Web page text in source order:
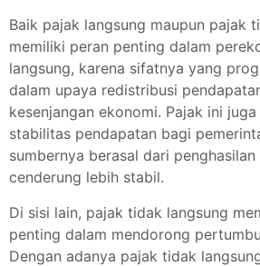
Baik pajak langsung maupun pajak
memiliki peran penting dalam
langsung, karena sifatnya yang
dalam upaya redistribusi
kesenjangan ekonomi. Pajak ini
stabilitas pendapatan bagi
sumbernya berasal dari
cenderung lebih stabil.
Di sisi lain, pajak tidak langsung
penting dalam mendorong
Dengan adanya pajak tidak